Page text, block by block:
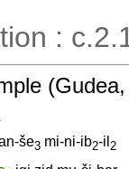
:
še3 mi-ni-ib2-il 2